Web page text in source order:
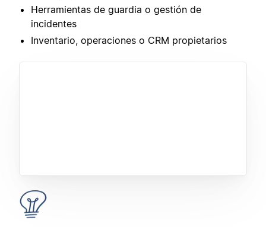
Herramientas de guardia o gestión de
incidentes
Inventario, operaciones o CRM propietarios